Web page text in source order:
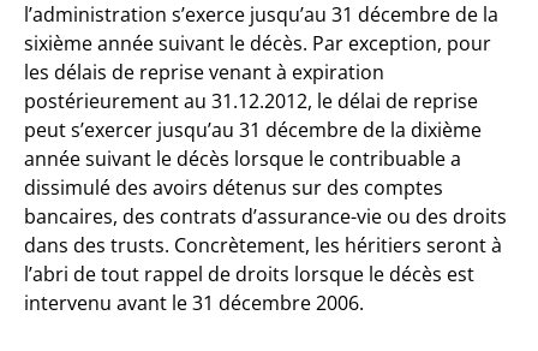
l’administration s’exerce jusqu’au 31 décembre de la
sixième année suivant le décès. Par exception, pour
les délais de reprise venant à expiration
postérieurement au 31.12.2012, le délai de reprise
peut s’exercer jusqu’au 31 décembre de la dixième
année suivant le décès lorsque le contribuable a
dissimulé des avoirs détenus sur des comptes
bancaires, des contrats d’assurance-vie ou des droits
dans des trusts. Concrètement, les héritiers seront à
l’abri de tout rappel de droits lorsque le décès est
intervenu avant le 31 décembre 2006.